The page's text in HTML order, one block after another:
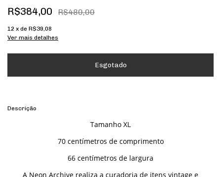
R$384,00 R$480,00
12 x de R$39,08
Ver mais detalhes
Descrição
Tamanho XL
70 centímetros de comprimento
66 centímetros de largura
A Neon Archive realiza a curadoria de itens vintage e